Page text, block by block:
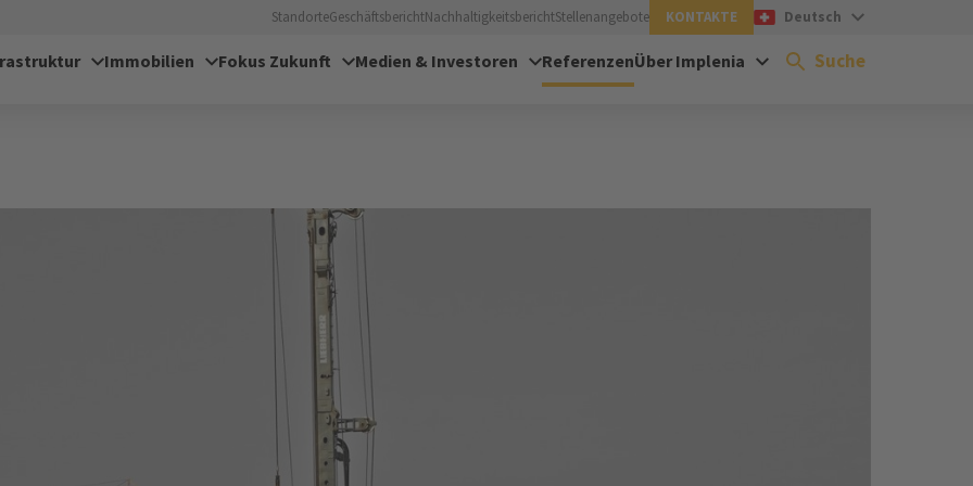
StandorteGeschäftsberichtNachhaltigkeitsberichtStellenangebote KONTAKTE Deutsch
Immobilien Fokus Zukunft Medien & Investoren ReferenzenÜber Implenia Suche